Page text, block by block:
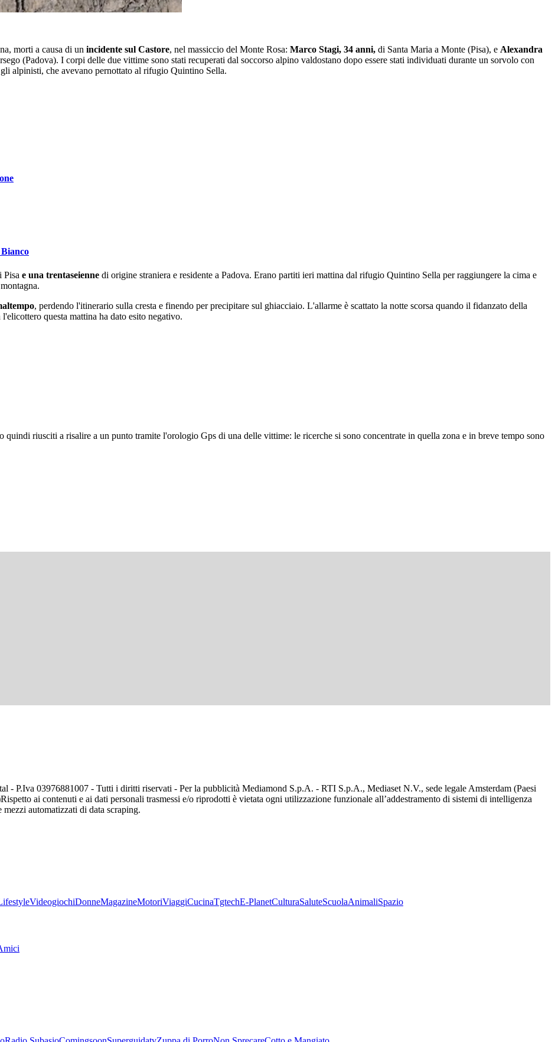
morti a causa di un incidente sul Castore, nel massiccio del Monte Rosa: Marco Stagi, 34 anni, di Santa Maria a Monte (Pisa), e Alexandra
(Padova). I corpi delle due vittime sono stati recuperati dal soccorso alpino valdostano dopo essere stati individuati durante un sorvolo con
alpinisti, che avevano pernottato al rifugio Quintino Sella.
Pisa e una trentaseienne di origine straniera e residente a Padova. Erano partiti ieri mattina dal rifugio Quintino Sella per raggiungere la cima e
, perdendo l'itinerario sulla cresta e finendo per precipitare sul ghiacciaio. L'allarme è scattato la notte scorsa quando il fidanzato della
questa mattina ha dato esito negativo.
riusciti a risalire a un punto tramite l'orologio Gps di una delle vittime: le ricerche si sono concentrate in quella zona e in breve tempo sono
- P.Iva 03976881007 - Tutti i diritti riservati - Per la pubblicità Mediamond S.p.A. - RTI S.p.A., Mediaset N.V., sede legale Amsterdam (Paesi
Rispetto ai contenuti e ai dati personali trasmessi e/o riprodotti è vietata ogni utilizzazione funzionale all’addestramento di sistemi di intelligenza
automatizzati di data scraping.
VideogiochiDonneMagazineMotoriViaggiCucinaTgtechE-PlanetCulturaSaluteScuolaAnimaliSpazio